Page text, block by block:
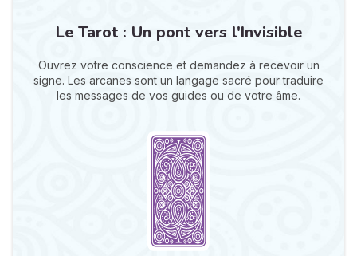
Le Tarot : Un pont vers l'Invisible
Ouvrez votre conscience et demandez à recevoir un
signe. Les arcanes sont un langage sacré pour traduire
les messages de vos guides ou de votre âme.